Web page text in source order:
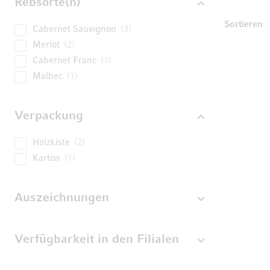
Rebsorte(n)
Cabernet Sauvignon
3
Merlot
2
Cabernet Franc
1
Malbec
1
Verpackung
Holzkiste
2
Karton
1
Auszeichnungen
Verfügbarkeit in den Filialen
Sortieren